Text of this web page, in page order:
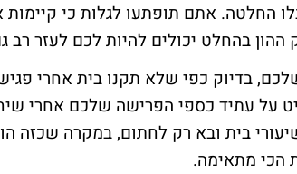
אתם תופתעו לגלות כי קיימות
בהחלט יכולים להיות לכם לעזר רב
בית ובא רק לחתום, במקרה שכזה
הכי מתאימה.